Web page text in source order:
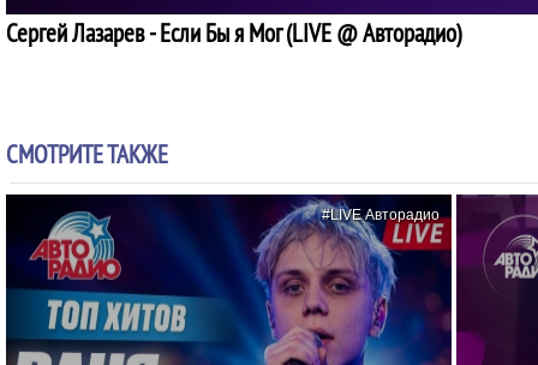
Сергей Лазарев - Если Бы я Мог (LIVE @ Авторадио)
СМОТРИТЕ ТАКЖЕ
#LIVE Авторадио